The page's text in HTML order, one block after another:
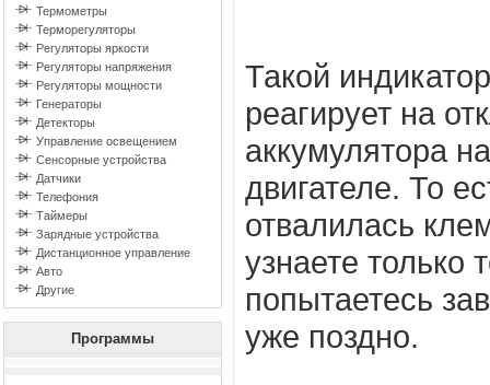
Термометры
Терморегуляторы
Регуляторы яркости
Регуляторы напряжения
Регуляторы мощности
Генераторы
Детекторы
Управление освещением
Сенсорные устройства
Датчики
Телефония
Таймеры
Зарядные устройства
Дистанционное управление
Авто
Другие
Программы
Такой
реагирует на
аккумулятора
двигателе. То
отвалилась
узнаете только
попытаетесь
уже поздно.